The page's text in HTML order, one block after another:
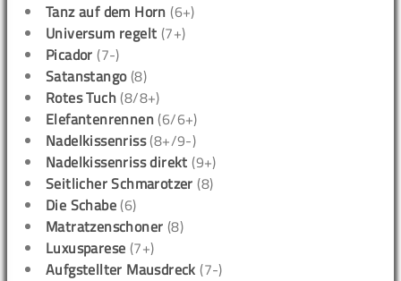
Tanz auf dem Horn (6+)
Universum regelt (7+)
Picador (7-)
Satanstango(8)
Rotes Tuch (8/8+)
Elefantenrennen (6/6+)
Nadelkissenriss(8+/9-)
Nadelkissenriss direkt (9+)
Seitlicher Schmarotzer (8)
Die Schabe (6)
Matratzenschoner (8)
Luxusparese (7+)
Aufgstellter Mausdreck (7-)